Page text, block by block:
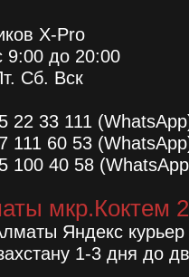
X-Pro
9:00 до 20:00
Сб. Вск
22 33 111
111 60 53
100 40 58
мкр.Коктем
Яндекс
1-3 дня до